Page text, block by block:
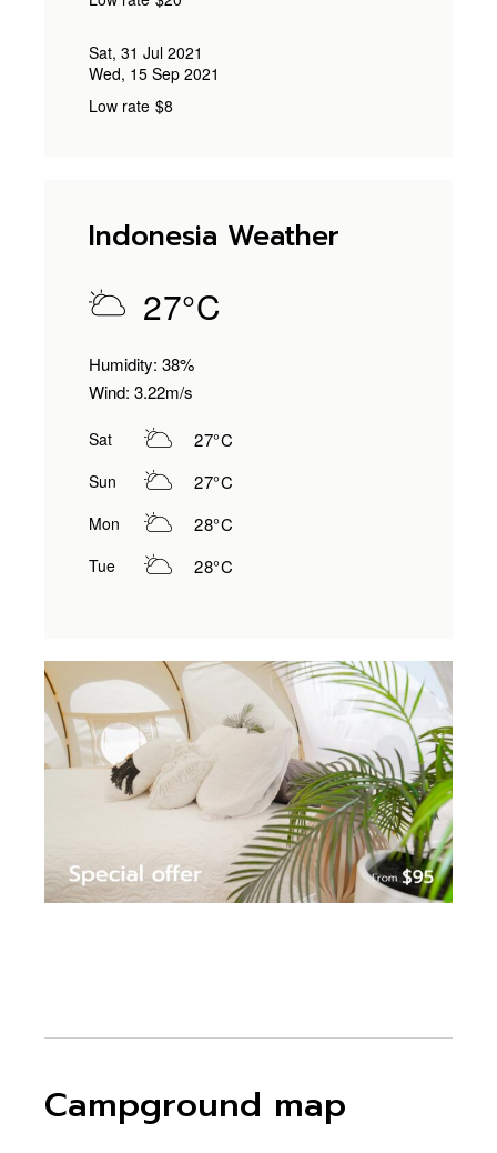
Sat, 31 Jul 2021
Wed, 15 Sep 2021
Low rate $8
Indonesia Weather
27°C
Humidity: 38%
Wind: 3.22m/s
Sat 27°C
Sun 27°C
Mon 28°C
Tue 28°C
Campground map